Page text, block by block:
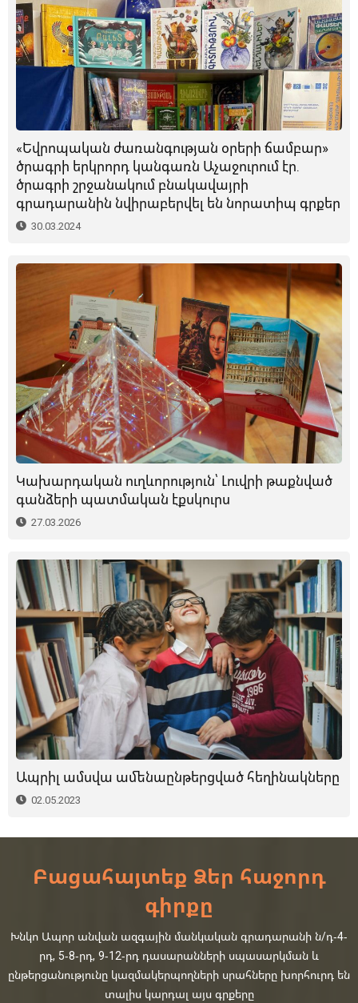
«Եվրոպական ժառանգության օրերի ճամբար»
ծրագրի երկրորդ կանգառն Աչաջուրում էր.
ծրագրի շրջանակում բնակավայրի
գրադարանին նվիրաբերվել են նորատիպ գրքեր
30.03.2024
Կախարդական ուղևորություն՝ Լուվրի թաքնված
գանձերի պատմական էքսկուրս
27.03.2026
Ապրիլ ամսվա ամենաընթերցված հեղինակները
02.05.2023
Բացահայտեք Ձեր հաջորդ
գիրքը
Խնկո Ապոր անվան ազգային մանկական գրադարանի ն/դ-4-
րդ, 5-8-րդ, 9-12-րդ դասարանների սպասարկման և
ընթերցանությունը կազմակերպողների սրահները խորհուրդ են
տալիս կարդալ այս գրքերը